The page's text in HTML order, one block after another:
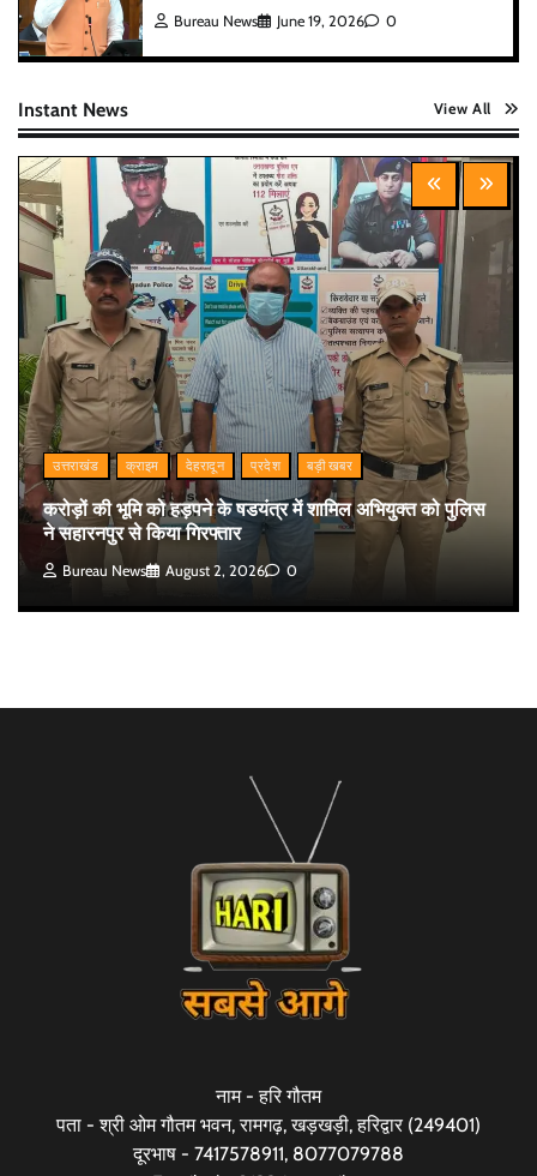
Bureau News June 19, 2026 0
Instant News View All
उत्तराखंड क्राइम देहरादून प्रदेश बड़ी खबर
करोड़ों की भूमि को हड़पने के षडयंत्र में शामिल अभियुक्त को पुलिस
ने सहारनपुर से किया गिरफ्तार
Bureau News August 2, 2026 0
नाम - हरि गौतम
पता - श्री ओम गौतम भवन, रामगढ़, खड़खड़ी, हरिद्वार (249401)
दूरभाष - 7417578911, 8077079788